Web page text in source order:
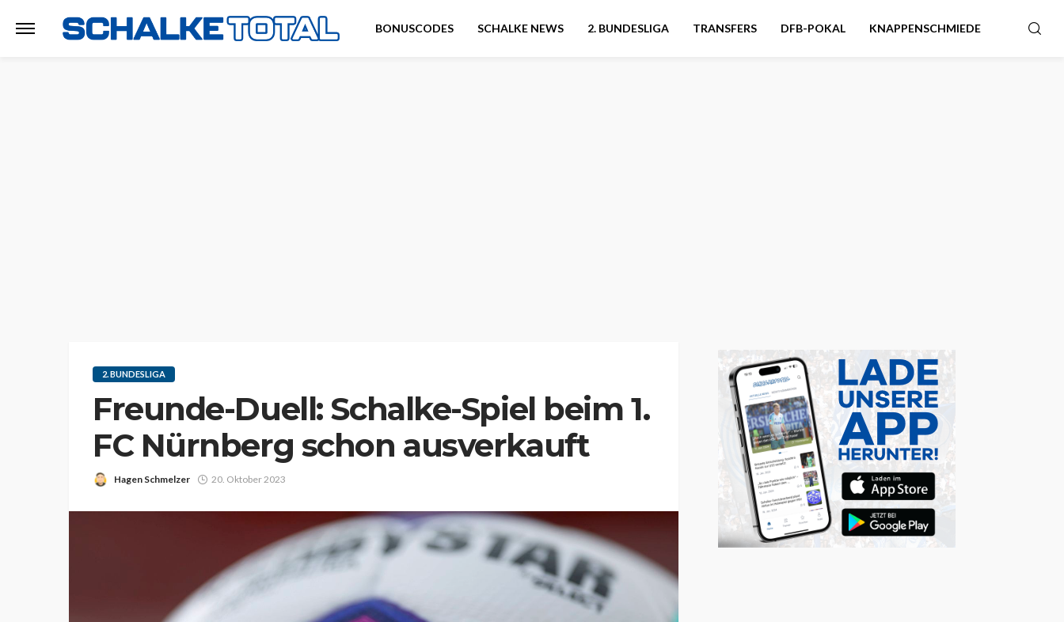
BONUSCODES SCHALKE NEWS 2. BUNDESLIGA TRANSFERS DFB-POKAL KNAPPENSCHMIEDE
2. BUNDESLIGA
Freunde-Duell: Schalke-Spiel beim 1.
FC Nürnberg schon ausverkauft
Hagen Schmelzer 20. Oktober 2023